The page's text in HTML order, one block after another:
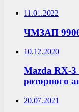
11.01.2022
ЧМЗАП
10.12.2020
Mazda RX-3
роторного
20.07.2021